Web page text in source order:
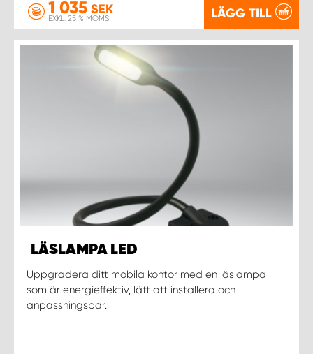
1 035 SEK
EXKL. 25 % MOMS LÄGG TILL
LÄSLAMPA LED
Uppgradera ditt mobila kontor med en läslampa
som är energieffektiv, lätt att installera och
anpassningsbar.